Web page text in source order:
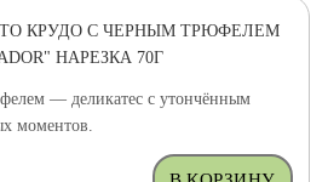
КРУДО С ЧЕРНЫМ ТРЮФЕЛЕМ
НАРЕЗКА 70Г
— деликатес с утончённым
моментов.